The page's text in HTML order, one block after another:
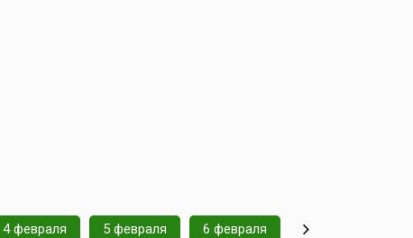
4 февраля 5 февраля 6 февраля